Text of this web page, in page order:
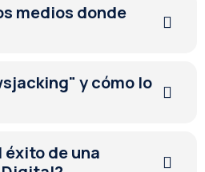
medios donde
y cómo lo
éxito de una